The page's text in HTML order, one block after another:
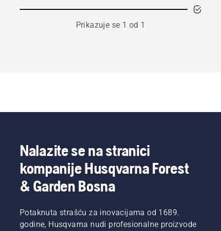
Prikazuje se 1 od 1
Nalazite se na stranici
kompanije Husqvarna Forest
& Garden Bosna
Potaknuta strašću za inovacijama od 1689.
godine, Husqvarna nudi profesionalne proizvode